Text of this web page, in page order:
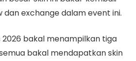
dan exchange dalam event ini.
2026 bakal menampilkan tiga
bakal mendapatkan skin